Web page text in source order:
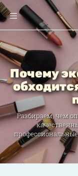
Почему
Разбираем, чем
профессиональные